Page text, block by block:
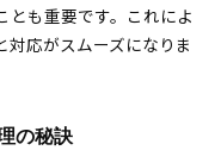
とも重要です。これによ
対応がスムーズになりま
の秘訣